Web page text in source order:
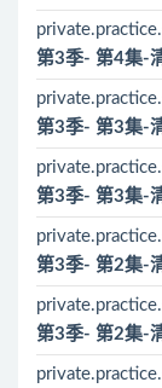
第3季- 第4集-
第3季- 第3集-
第3季- 第3集-
第3季- 第2集-
第3季- 第2集-